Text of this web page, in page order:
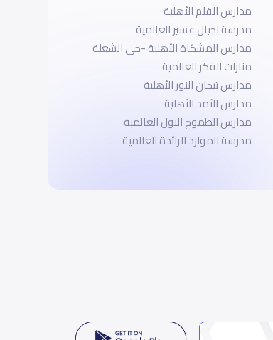
مدارس القلم الأهلية
مدرسة اجيال عسير العالمية
مدارس المشكاة الأهلية -حى الشعلة
منارات الفكر العالمية
مدارس تيجان النور الأهلية
مدارس الأمد الأهلية
مدارس الطموح الاول العالمية
مدرسة الموارد الرائدة العالمية